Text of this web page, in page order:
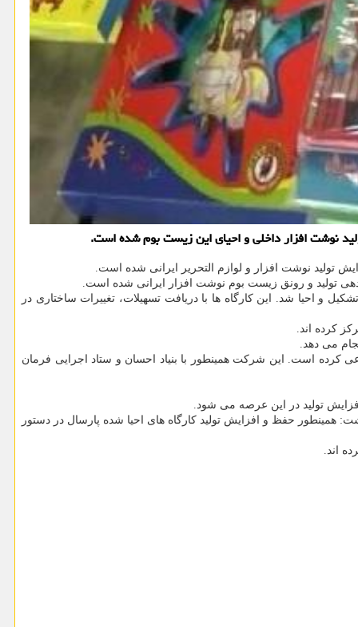
نوشت افزار داخلی و احیای این زیست بوم شده است.
تولید نوشت افزار و لوازم التحریر ایرانی شده است.
تولید و رونق زیست بوم نوشت افزار ایرانی شده است.
کارگاه تولید نوشت افزار ایرانی به همت این بنیاد تشکیل و احیا شد. این کارگاه ها با دریافت تسهیلات، تغییرات ساختاری در
کرده اند.
می دهد.
کرده است. این شرکت همینطور با بنیاد احسان و ستاد اجرایی فرمان
تولید در این عرصه می شود.
همینطور حفظ و افزایش تولید کارگاه های احیا شده پارسال در دستور
اند.